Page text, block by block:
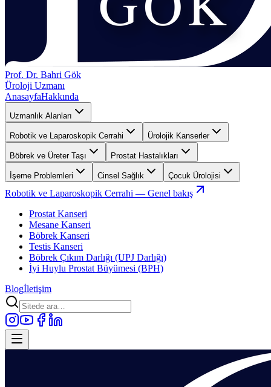
Prof. Dr. Bahri Gök
Üroloji Uzmanı
AnasayfaHakkında
Uzmanlık Alanları
Robotik ve Laparoskopik Cerrahi Ürolojik Kanserler
Böbrek ve Üreter Taşı Prostat Hastalıkları
İşeme Problemleri Cinsel Sağlık Çocuk Ürolojisi
Robotik ve Laparoskopik Cerrahi — Genel bakış
Prostat Kanseri
Mesane Kanseri
Böbrek Kanseri
Testis Kanseri
Böbrek Çıkım Darlığı (UPJ Darlığı)
İyi Huylu Prostat Büyümesi (BPH)
Blogİletişim